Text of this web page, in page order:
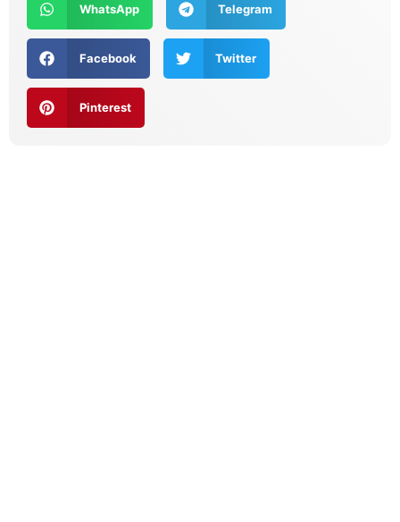
WhatsApp Telegram
Facebook Twitter
Pinterest